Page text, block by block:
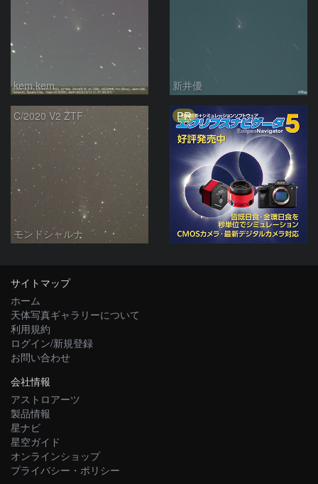
kem.kem 新井優
C/2020 V2 ZTF
モンドシャルナ
PR
サイトマップ
ホーム
天体写真ギャラリーについて
利用規約
ログイン/新規登録
お問い合わせ
会社情報
アストロアーツ
製品情報
星ナビ
星空ガイド
オンラインショップ
プライバシー・ポリシー